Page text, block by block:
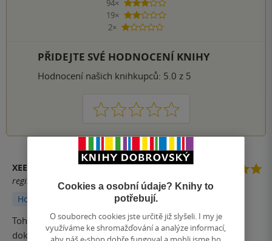
94×
3 hvězdičky
19×
2 hvězdičky
2×
1 hvezdička
PŘIDEJTE SVÉ HODNOCENÍ KNIHY
Hodnocení našich knihkupců: 5.0 z 5
1 2 3 4 5
XEEPRA
registrovaný uživatel
Hodnoceno z aplikace
Tohle bylo skvělý Zvrácený, vtipný, milý a naprosto
dokonalý. Hlavní postavy jsem si naprosto zamilovala.
Cookies a osobní údaje? Knihy to
potřebují.
O souborech cookies jste určitě již slyšeli. I my je
využíváme ke shromažďování a analýze informací,